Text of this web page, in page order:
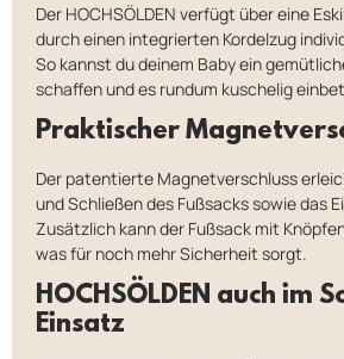
Der HOCHSÖLDEN verfügt über eine
durch einen integrierten Kordelzug
So kannst du deinem Baby ein
schaffen und es rundum kuschelig
Praktischer
Der patentierte Magnetverschluss
und Schließen des Fußsacks sowie das
Zusätzlich kann der Fußsack mit
was für noch mehr Sicherheit sorgt.
HOCHSÖLDEN auch im
Einsatz